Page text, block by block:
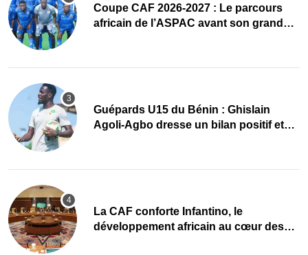
Coupe CAF 2026-2027 : Le parcours
africain de l’ASPAC avant son grand
Guépards U15 du Bénin : Ghislain
Agoli-Agbo dresse un bilan positif et
La CAF conforte Infantino, le
développement africain au cœur des